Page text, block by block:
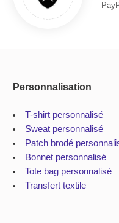
Personnalisation
T-shirt personnalisé
Sweat personnalisé
Patch brodé
Bonnet personnalisé
Tote bag personnalisé
Transfert textile